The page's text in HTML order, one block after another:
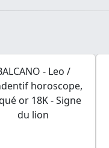
- Leo /
horoscope,
or 18K - Signe
du lion